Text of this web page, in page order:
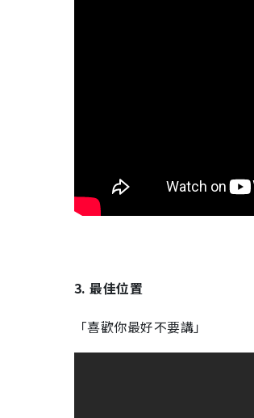
3. 最佳位置
「喜歡你最好不要講」